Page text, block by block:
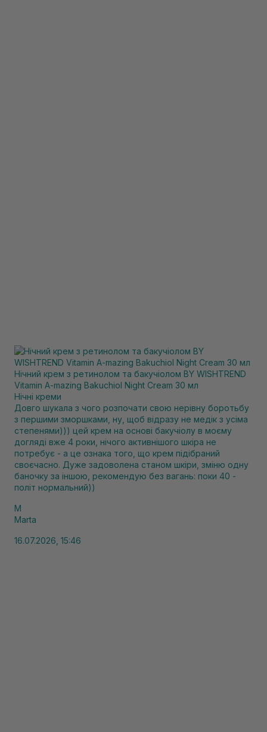
Нічний крем з ретинолом та бакучіолом BY WISHTREND
Vitamin A-mazing Bakuchiol Night Cream 30 мл
Нічні креми
Довго шукала з чого розпочати свою нерівну боротьбу
з першими зморшками, ну, щоб відразу не медік з усіма
степенями))) цей крем на основі бакучіолу в моєму
догляді вже 4 роки, нічого активнішого шкіра не
потребує - а це ознака того, що крем підібраний
своєчасно. Дуже задоволена станом шкіри, зміню одну
баночку за іншою, рекомендую без вагань: поки 40 -
політ нормальний))
M
Marta
16.07.2026, 15:46